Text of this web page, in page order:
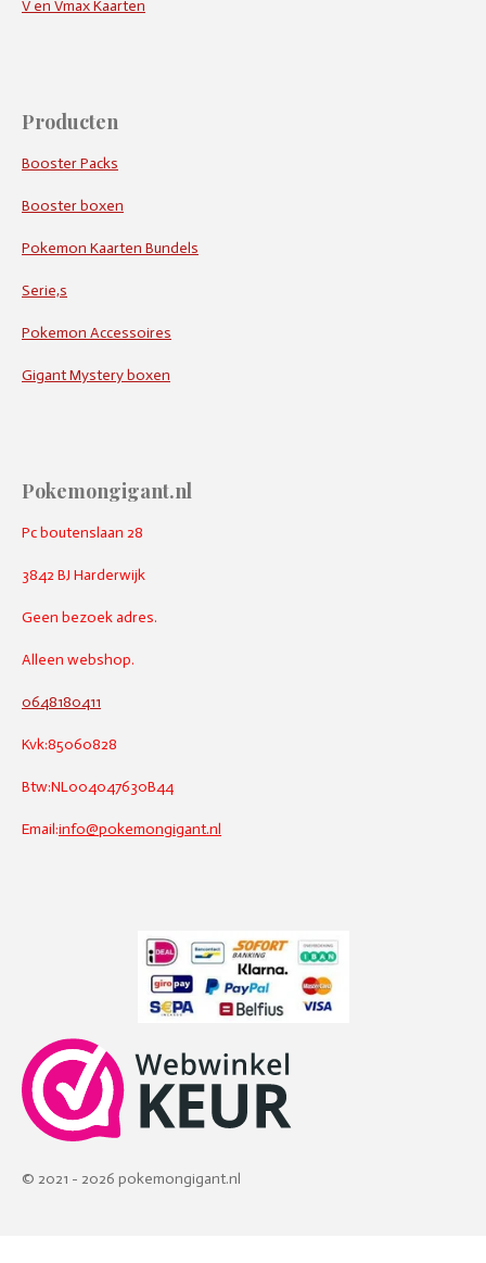
V en Vmax Kaarten
Producten
Booster Packs
Booster boxen
Pokemon Kaarten Bundels
Serie,s
Pokemon Accessoires
Gigant Mystery boxen
Pokemongigant.nl
Pc boutenslaan 28
3842 BJ Harderwijk
Geen bezoek adres.
Alleen webshop.
0648180411
Kvk:85060828
Btw:NL004047630B44
Email:info@pokemongigant.nl
© 2021 - 2026 pokemongigant.nl